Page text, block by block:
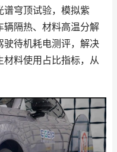
谱穹顶试验，模拟紫
辆隔热、材料高温分解
驶待机耗电测评，解决
料使用占比指标，从